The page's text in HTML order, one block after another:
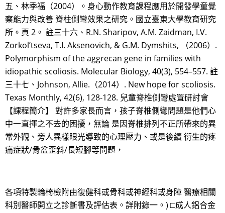
五、林季福（2004）。身心動作教育課程應用於開發學童覺
察能力與改善 脊柱側彎效果之研究。國立臺東大學教育研究
所。頁 2。 註三十六、R.N. Sharipov, A.M. Zaidman, I.V.
Zorkol’tseva, T.I. Aksenovich, & G.M. Dymshits, （2006）.
Polymorphism of the aggrecan gene in families with
idiopathic scoliosis. Molecular Biology, 40(3), 554–557. 註
三十七、Johnson, Allie.（2014）. New hope for scoliosis.
Texas Monthly, 42(6), 128-128. 兒童脊椎側彎處置研討會
【課程簡介】 對許多家長而言，孩子脊椎側彎問題是他們心
中一直揮之不去的困擾，無論 是因脊椎排列不正所帶來的異
常外觀、旁人異樣眼光導致的心理壓力、或是後續 衍生的疼
痛症狀/骨盆歪斜/長短腳等問題，
各項特製輪椅檢附由復健科或骨科或神經科或身障 醫療相關
科別醫師開立之診斷書及評估表。詳附錄一。) □成人鋁合金